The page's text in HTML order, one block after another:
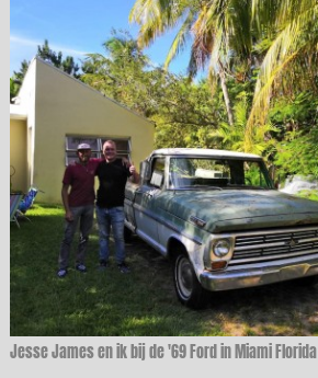
Jesse James en ik bij de '69 Ford in Miami Florida